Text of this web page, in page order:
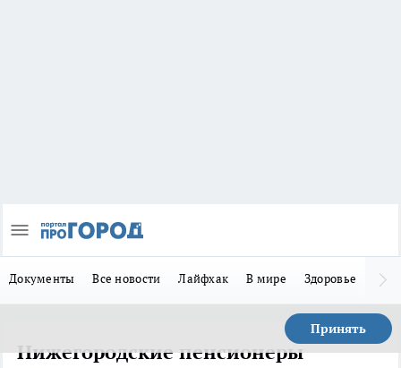
Документы Все новости Лайфхак В мире Здоровье
Принять
Нижегородские пенсионеры